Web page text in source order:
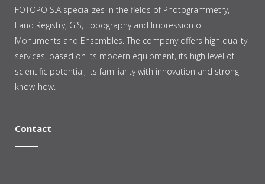
FOTOPO S.A specializes in the fields of Photogrammetry,
Land Registry, GIS, Topography and Impression of
Monuments and Ensembles. The company offers high quality
services, based on its modern equipment, its high level of
scientific potential, its familiarity with innovation and strong
know-how.
Contact